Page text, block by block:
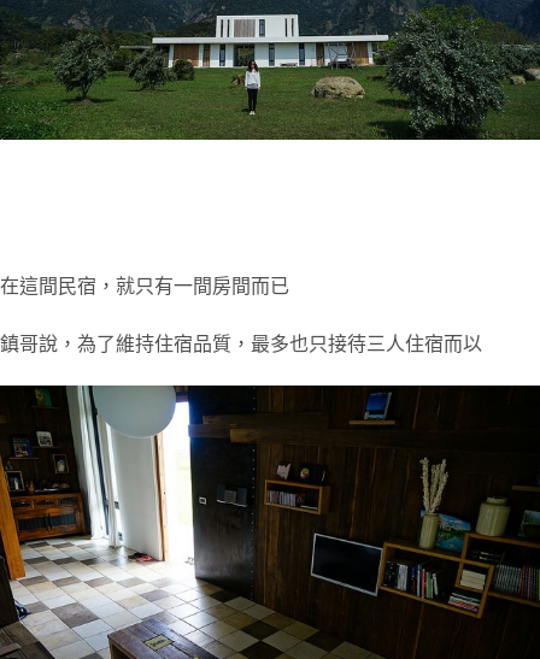
在這間民宿，就只有一間房間而已
鎮哥說，為了維持住宿品質，最多也只接待三人住宿而以